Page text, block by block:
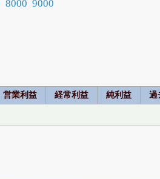
8000 9000
営業利益 経常利益 純利益 過